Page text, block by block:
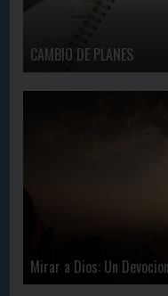
CAMBIO DE PLANES
Mirar a Dios: Un